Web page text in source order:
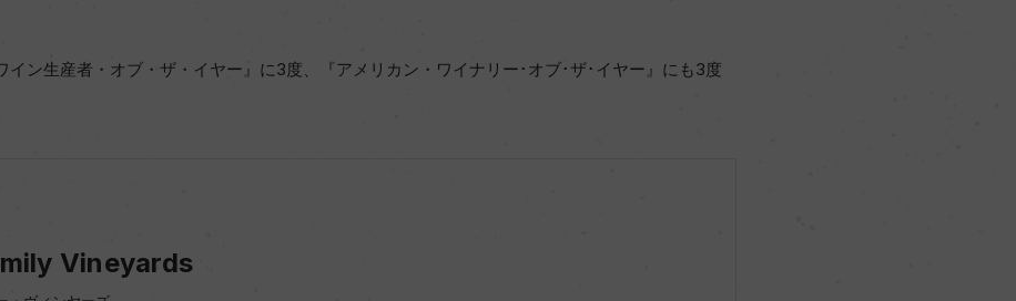
イン生産者・オブ・ザ・イヤー』に3度、『アメリカン・ワイナリー･オブ･ザ･イヤー』にも3度
Vineyards